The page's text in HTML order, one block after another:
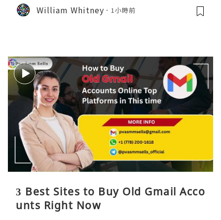
William Whitney 1小時前
3 Best Sites to Buy Old Gmail Acco
unts Right Now